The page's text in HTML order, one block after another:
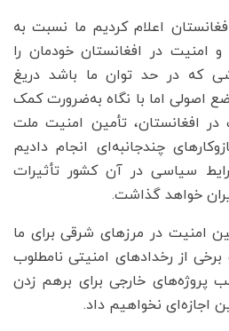
اعلام کردیم ما نسبت به
در افغانستان خودمان را
که در حد توان ما باشد دریغ
اصولی اما با نگاه به‌ضرورت کمک
در افغانستان، تأمین‌ امنیت ملت
چندجانبه‌ای انجام دادیم
سیاسی در آن کشور تأثیرات
خواهد گذاشت.
امنیت در مرزهای شرقی برای ما
از رخدادهای امنیتی نامطلوب
پروژه‌های خارجی برای برهم زدن
اجازه‌ای نخواهیم داد.